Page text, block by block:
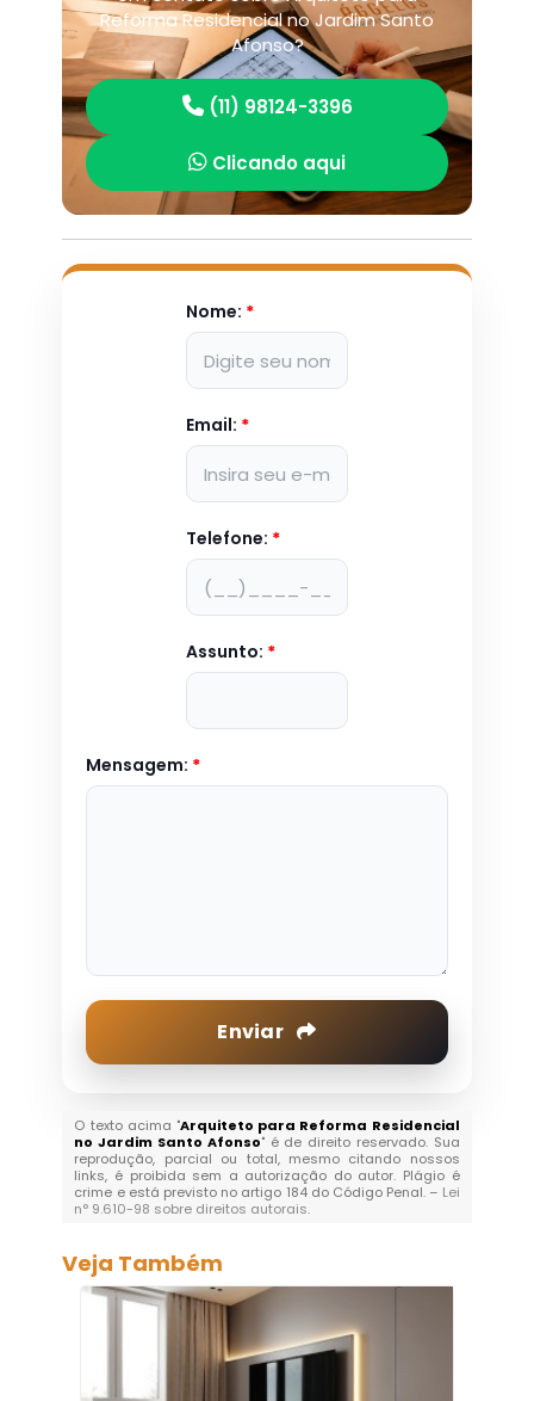
Reforma Residencial no Jardim Santo
Afonso?
(11) 98124-3396
Clicando aqui
Nome: *
Email: *
Telefone: *
Assunto: *
Mensagem: *
Enviar
O texto acima "Arquiteto para Reforma Residencial
no Jardim Santo Afonso" é de direito reservado. Sua
reprodução, parcial ou total, mesmo citando nossos
links, é proibida sem a autorização do autor. Plágio é
crime e está previsto no artigo 184 do Código Penal. – Lei
n° 9.610-98 sobre direitos autorais.
Veja Também